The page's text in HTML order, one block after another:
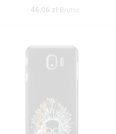
46,06 zł Brutto